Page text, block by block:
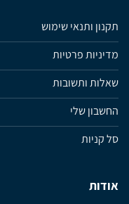
תקנון ותנאי שימוש
מדיניות פרטיות
שאלות ותשובות
החשבון שלי
סל קניות
אודות